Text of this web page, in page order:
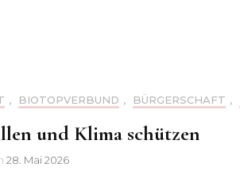
, BIOTOPVERBUND , BÜRGERSCHAFT ,
und Klima schützen
28. Mai 2026